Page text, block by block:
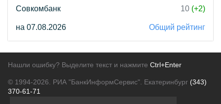
Совкомбанк
10 (+2)
на 07.08.2026 Общий рейтинг
Нашли ошибку? Выделите текст и нажмите Ctrl+Enter
© 1994-2026. РИА "БанкИнформСервис". Екатеринбург (343)
370-61-71